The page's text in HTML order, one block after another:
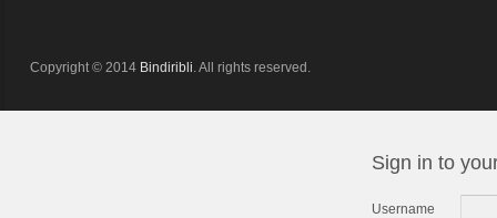
Copyright © 2014 Bindiribli. All rights reserved.
Sign in to
Username